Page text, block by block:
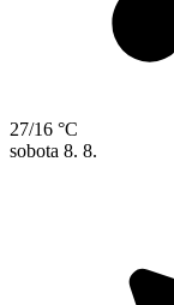
27/16 °C
sobota 8. 8.